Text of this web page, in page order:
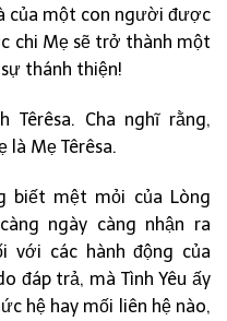
của một con người được
chi Mẹ sẽ trở thành một
thánh thiện!
Têrêsa. Cha nghĩ rằng,
Mẹ Têrêsa.
biết mệt mỏi của Lòng
ngày càng nhận ra
với các hành động của
đáp trả, mà Tình Yêu ấy
hệ hay mối liên hệ nào,